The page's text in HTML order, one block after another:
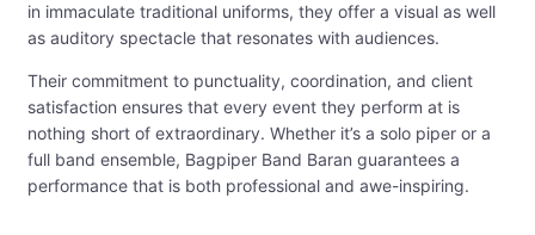
in immaculate traditional uniforms, they offer a visual as well
as auditory spectacle that resonates with audiences.
Their commitment to punctuality, coordination, and client
satisfaction ensures that every event they perform at is
nothing short of extraordinary. Whether it’s a solo piper or a
full band ensemble, Bagpiper Band Baran guarantees a
performance that is both professional and awe-inspiring.